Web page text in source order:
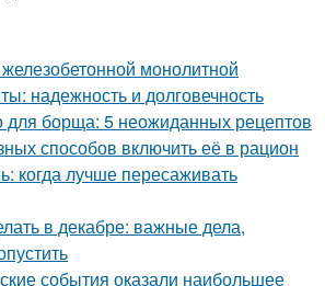
монолитной
надежность и долговечность
для борща: 5 неожиданных рецептов
способов включить её в рацион
когда лучше пересаживать
в декабре: важные дела,
события оказали наибольшее